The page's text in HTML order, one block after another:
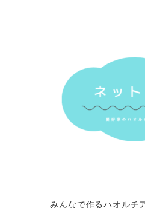
みんなで作るハオルチ